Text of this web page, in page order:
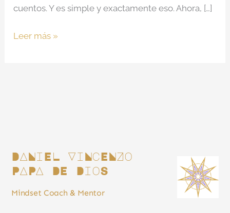
cuentos. Y es simple y exactamente eso. Ahora, […]
Leer más »
DANiEL ViNcENZo
PAPA DE DioS
Mindset Coach & Mentor